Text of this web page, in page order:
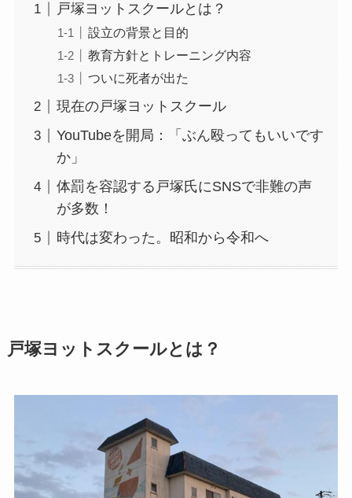
戸塚ヨットスクールとは？
設立の背景と目的
教育方針とトレーニング内容
ついに死者が出た
現在の戸塚ヨットスクール
YouTubeを開局：「ぶん殴ってもいいです
か」
体罰を容認する戸塚氏にSNSで非難の声
が多数！
時代は変わった。昭和から令和へ
戸塚ヨットスクールとは？